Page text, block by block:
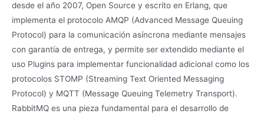
desde el año 2007, Open Source y escrito en Erlang, que
implementa el protocolo AMQP (Advanced Message Queuing
Protocol) para la comunicación asíncrona mediante mensajes
con garantía de entrega, y permite ser extendido mediante el
uso Plugins para implementar funcionalidad adicional como los
protocolos STOMP (Streaming Text Oriented Messaging
Protocol) y MQTT (Message Queuing Telemetry Transport).
RabbitMQ es una pieza fundamental para el desarrollo de